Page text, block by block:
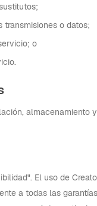
o datos;
o
El uso de
a todas las